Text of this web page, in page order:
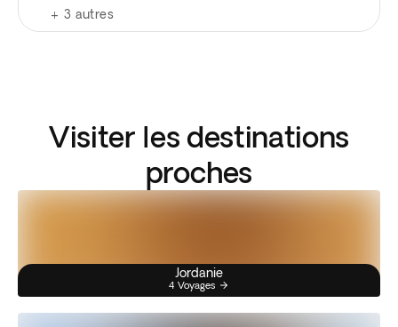
+ 3 autres
Visiter les destinations
proches
Jordanie
4 Voyages